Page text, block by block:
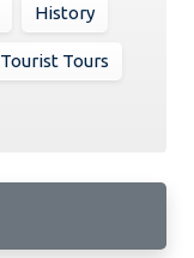
History
Tourist Tours